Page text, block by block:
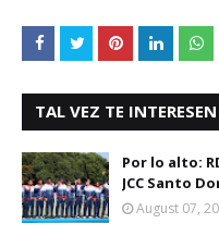
TAL VEZ TE
Por lo alto:
JCC Santo
August 07,